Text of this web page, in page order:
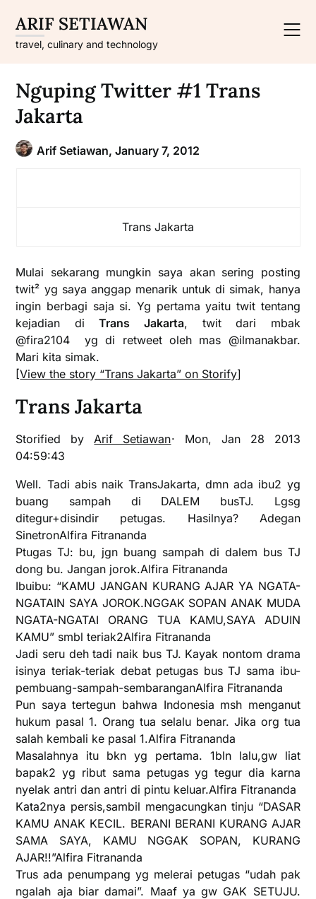
content
ARIF SETIAWAN
travel, culinary and technology
Nguping Twitter #1 Trans
Jakarta
Arif Setiawan,January 7, 2012
Trans Jakarta
Mulai sekarang mungkin saya akan sering posting
twit² yg saya anggap menarik untuk di simak, hanya
ingin berbagi saja si. Yg pertama yaitu twit tentang
kejadian diTrans Jakarta, twit dari mbak
@fira2104 yg di retweet oleh mas @ilmanakbar.
Mari kita simak.
[View the story “Trans Jakarta” on Storify]
Trans Jakarta
Storified byArif Setiawan· Mon, Jan 28 2013
04:59:43
Well. Tadi abis naik TransJakarta, dmn ada ibu2 yg
buang sampah di DALEM busTJ. Lgsg
ditegur+disindir petugas. Hasilnya? Adegan
SinetronAlfira Fitrananda
Ptugas TJ: bu, jgn buang sampah di dalem bus TJ
dong bu. Jangan jorok.Alfira Fitrananda
Ibuibu: “KAMU JANGAN KURANG AJAR YA NGATA-
NGATAIN SAYA JOROK.NGGAK SOPAN ANAK MUDA
NGATA-NGATAI ORANG TUA KAMU,SAYA ADUIN
KAMU” smbl teriak2Alfira Fitrananda
Jadi seru deh tadi naik bus TJ. Kayak nontom drama
isinya teriak-teriak debat petugas bus TJ sama ibu-
pembuang-sampah-sembaranganAlfira Fitrananda
Pun saya tertegun bahwa Indonesia msh menganut
hukum pasal 1. Orang tua selalu benar. Jika org tua
salah kembali ke pasal 1.Alfira Fitrananda
Masalahnya itu bkn yg pertama. 1bln lalu,gw liat
bapak2 yg ribut sama petugas yg tegur dia karna
nyelak antri dan antri di pintu keluar.Alfira Fitrananda
Kata2nya persis,sambil mengacungkan tinju “DASAR
KAMU ANAK KECIL. BERANI BERANI KURANG AJAR
SAMA SAYA, KAMU NGGAK SOPAN, KURANG
AJAR!!”Alfira Fitrananda
Trus ada penumpang yg melerai petugas “udah pak
ngalah aja biar damai”. Maaf ya gw GAK SETUJU.